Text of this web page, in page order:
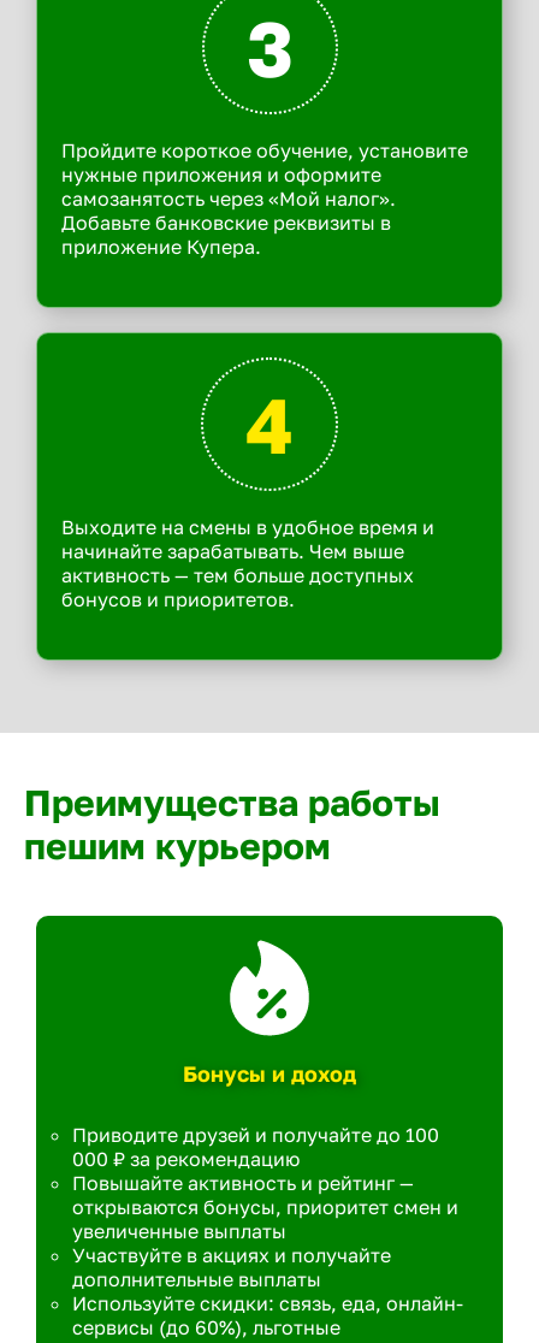
3
Пройдите короткое обучение, установите
нужные приложения и оформите
самозанятость через «Мой налог».
Добавьте банковские реквизиты в
приложение Купера.
4
Выходите на смены в удобное время и
начинайте зарабатывать. Чем выше
активность — тем больше доступных
бонусов и приоритетов.
Преимущества работы
пешим курьером
Бонусы и доход
Приводите друзей и получайте до 100
000 ₽ за рекомендацию
Повышайте активность и рейтинг —
открываются бонусы, приоритет смен и
увеличенные выплаты
Участвуйте в акциях и получайте
дополнительные выплаты
Используйте скидки: связь, еда, онлайн-
сервисы (до 60%), льготные